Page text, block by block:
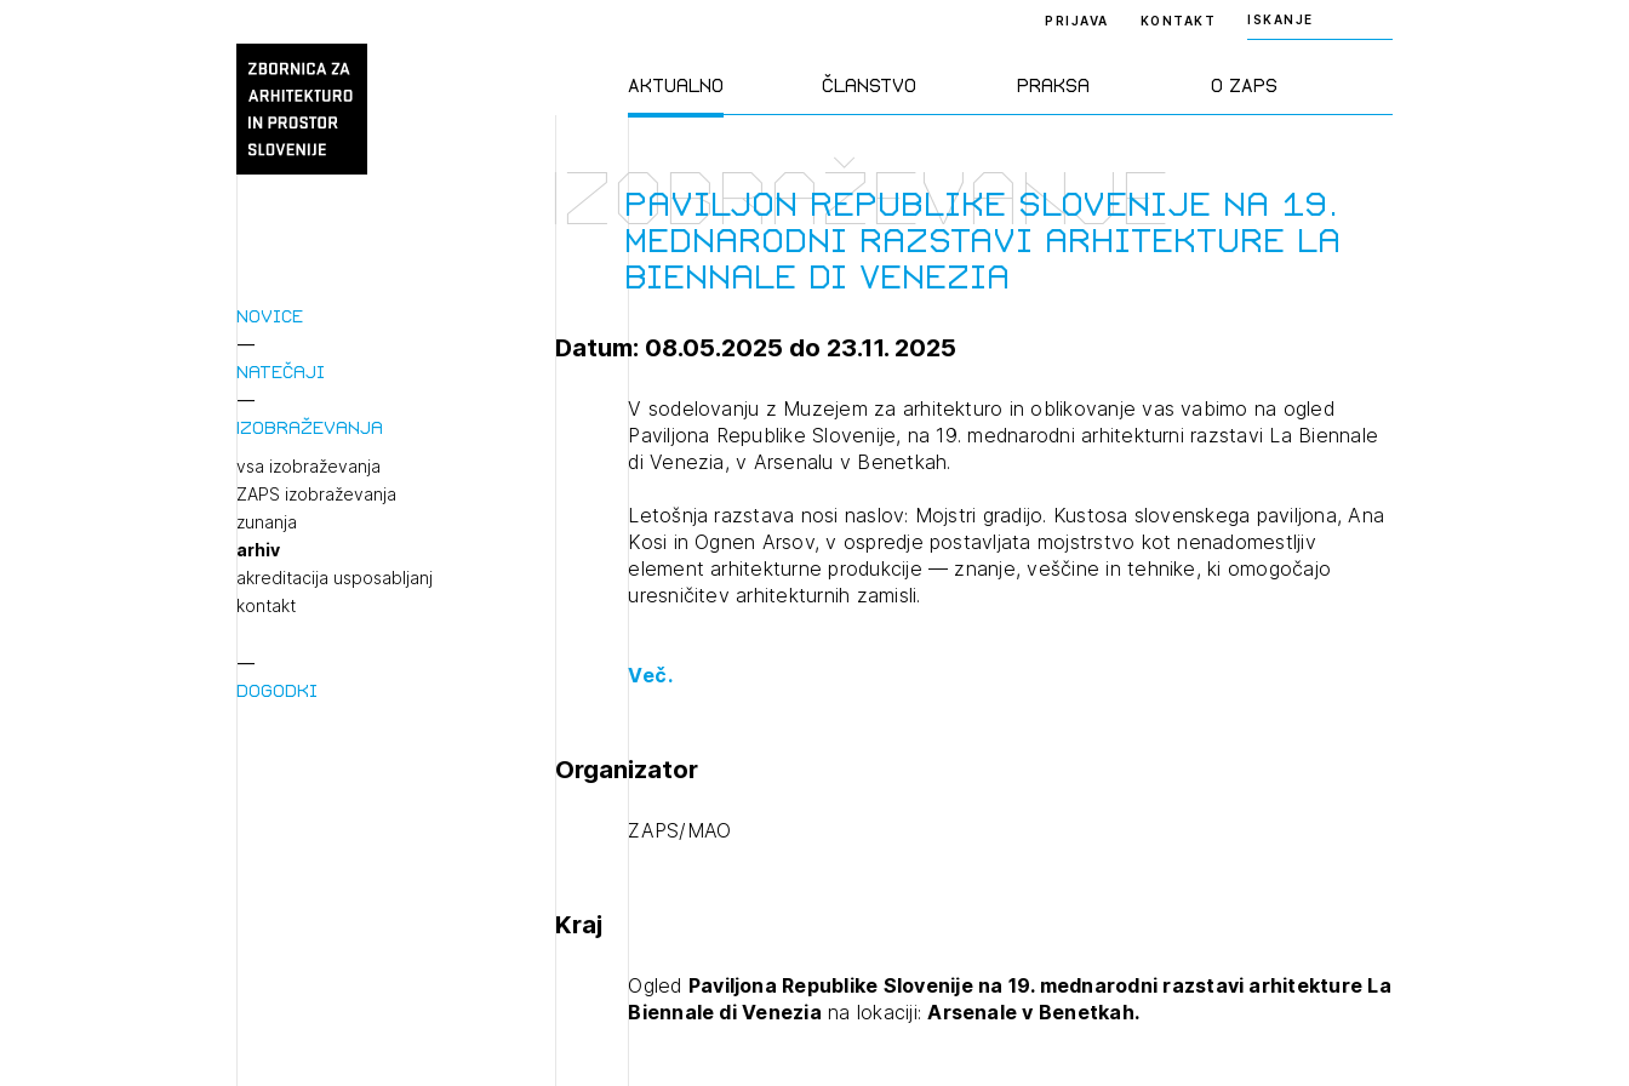
Aktualno Članstvo Praksa O ZAPS
PRIJAVA KONTAKT ISKANJE
Novice
Natečaji
Dogodki
Člani ZAPS
Kandidati za
člane
Kandidati za
Standard ZAPS
Pravila stroke
Opravljanje
dejavnosti
Sklepanje poslov
projektiranje
Ekipa
Projekti
dokumentov
Paviljon Republike Slovenije na 19.
mednarodni razstavi arhitekture La
Biennale di Venezia
Izobraževanje
Novice
Natečaji
Izobraževanja
vsa izobraževanja
ZAPS izobraževanja
zunanja
arhiv
akreditacija usposabljanj
kontakt
Dogodki
Datum: 08.05.2025 do 23.11. 2025
V sodelovanju z Muzejem za arhitekturo in oblikovanje vas vabimo na ogled
Paviljona Republike Slovenije, na 19. mednarodni arhitekturni razstavi La Biennale
di Venezia, v Arsenalu v Benetkah.
Letošnja razstava nosi naslov: Mojstri gradijo. Kustosa slovenskega paviljona, Ana
Kosi in Ognen Arsov, v ospredje postavljata mojstrstvo kot nenadomestljiv
element arhitekturne produkcije — znanje, veščine in tehnike, ki omogočajo
uresničitev arhitekturnih zamisli.
Več.
Organizator
ZAPS/MAO
Kraj
Ogled Paviljona Republike Slovenije na 19. mednarodni razstavi arhitekture La
Biennale di Venezia na lokaciji:Arsenale v Benetkah.
mednarodni razstavi arhitekture La
Biennale di Venezia (prostih mest -